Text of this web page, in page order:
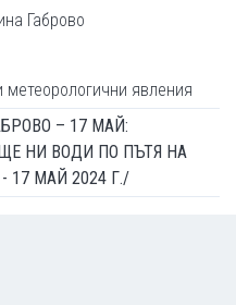
Габрово
метеорологични явления
– 17 МАЙ:
НИ ВОДИ ПО ПЪТЯ НА
17 МАЙ 2024 Г./